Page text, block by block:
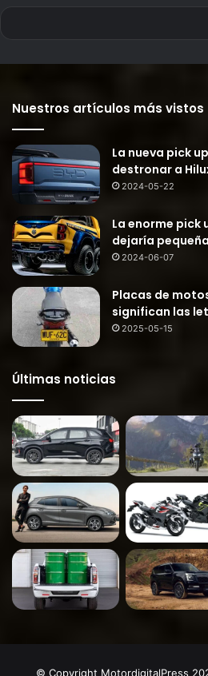
Nuestros artículos más vistos
La nueva pick
destronar a
2024-05-22
La enorme pick
dejaría
2024-06-07
Placas de
significan las
2025-05-15
Últimas noticias
© Copyright MotordigitalPress